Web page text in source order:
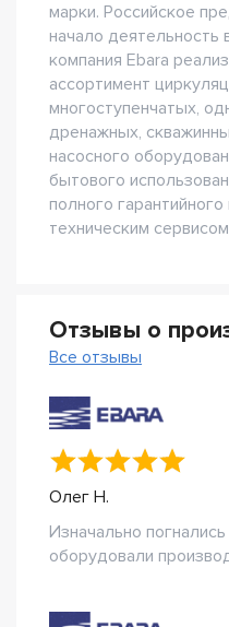
марки. Российское
начало деятельность
компания Ebara
ассортимент
многоступенчатых,
дренажных,
насосного
бытового
полного
техническим
Отзывы о
Все отзывы
Олег Н.
Изначально
оборудовали